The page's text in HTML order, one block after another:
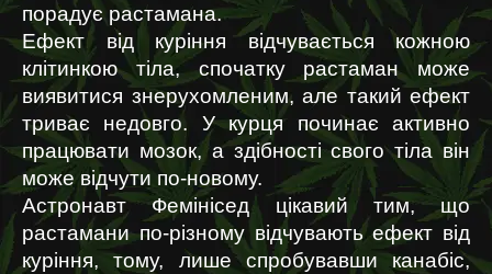
порадує растамана.
Ефект від куріння відчувається кожною
клітинкою тіла, спочатку растаман може
виявитися знерухомленим, але такий ефект
триває недовго. У курця починає активно
працювати мозок, а здібності свого тіла він
може відчути по-новому.
Астронавт Фемінісед цікавий тим, що
растамани по-різному відчувають ефект від
куріння, тому, лише спробувавши канабіс,